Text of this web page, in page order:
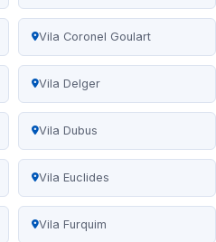
Vila Coronel Goulart
Vila Delger
Vila Dubus
Vila Euclides
Vila Furquim